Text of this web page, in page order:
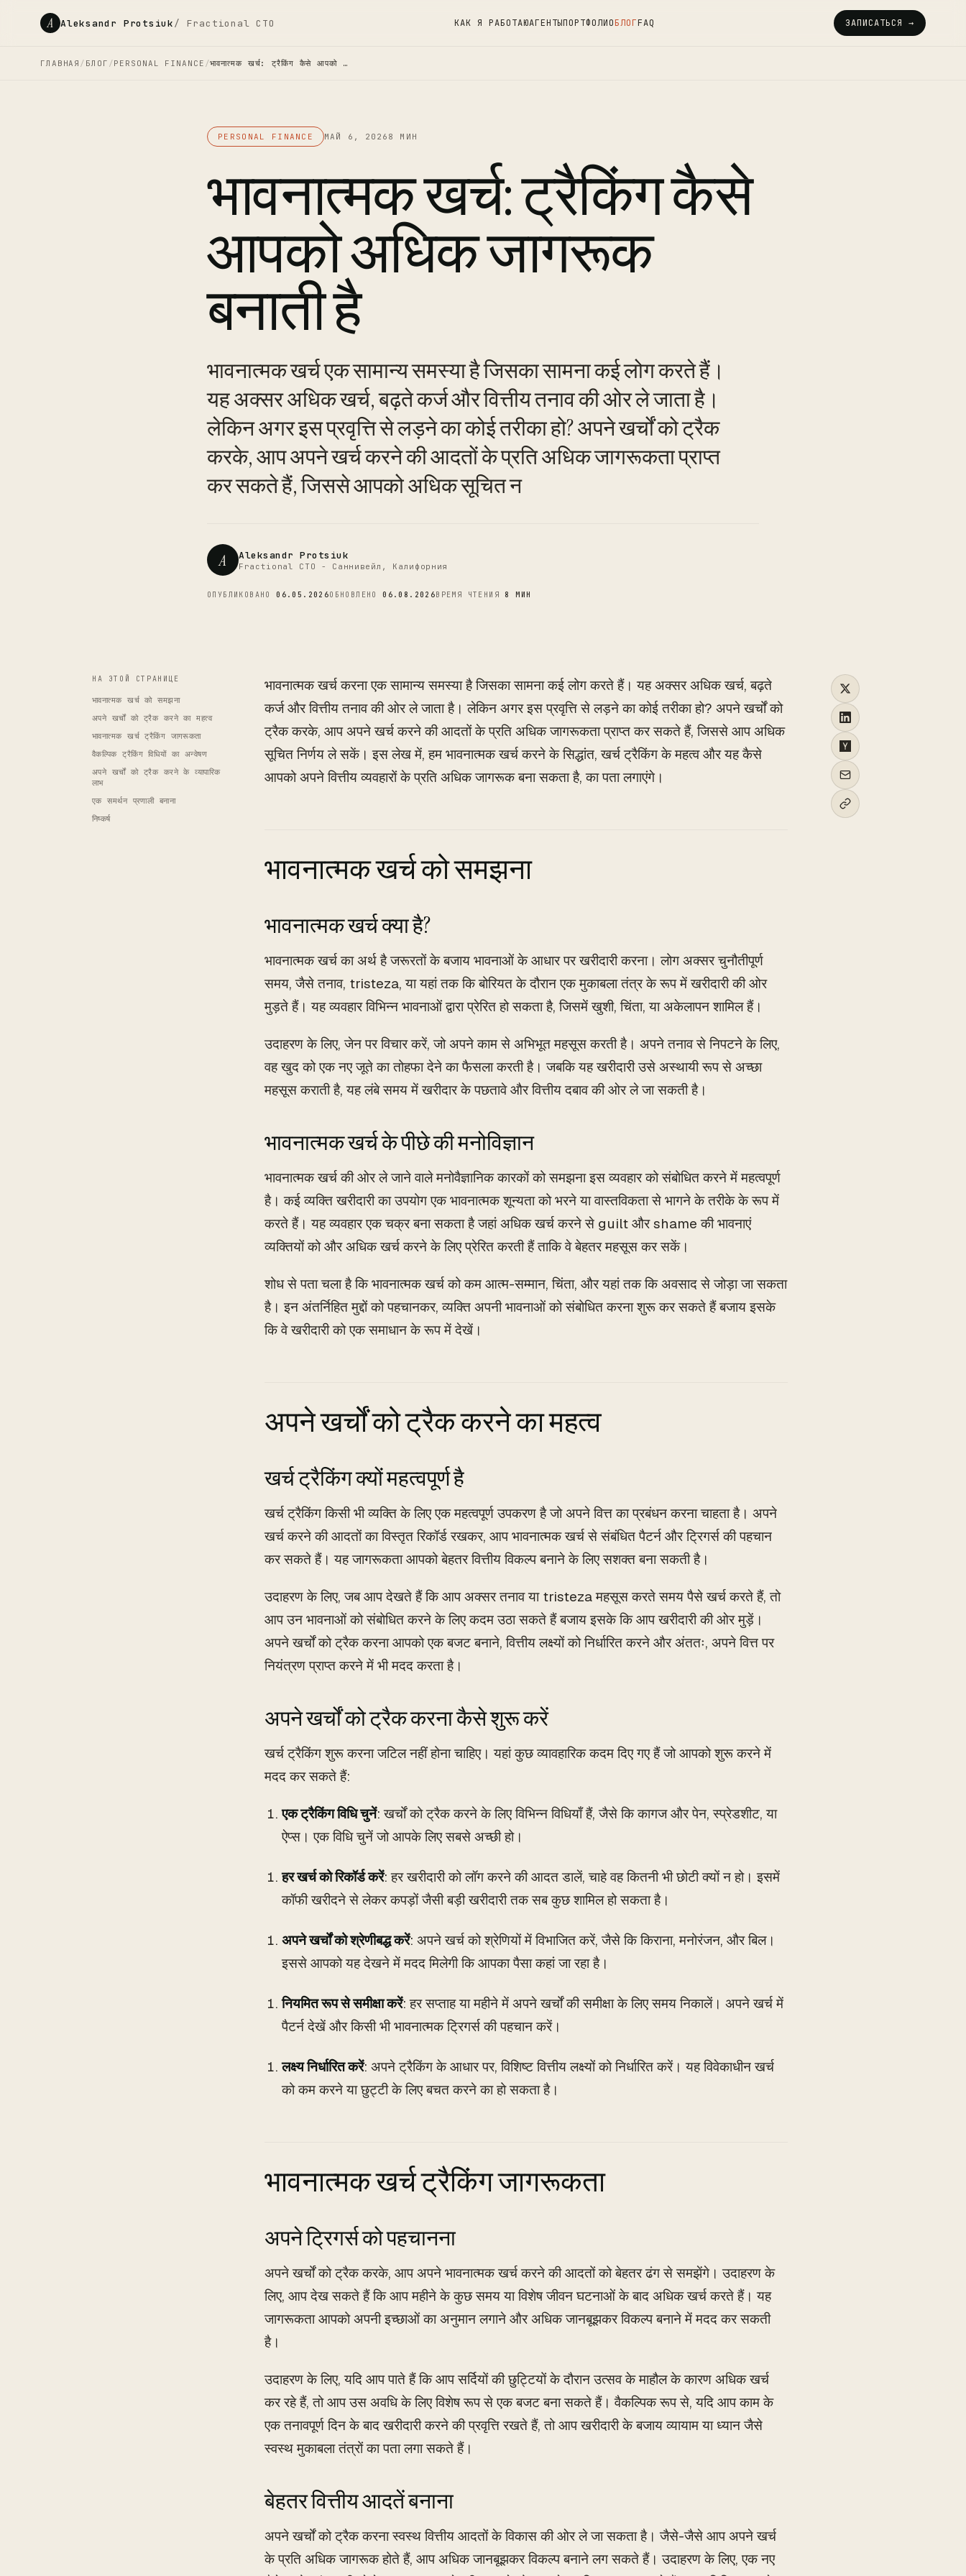
A Aleksandr Protsiuk/ Fractional CTO КАК Я РАБОТАЮАГЕНТЫПОРТФОЛИОБЛОГFAQ ЗАПИСАТЬСЯ →
ГЛАВНАЯ / БЛОГ /PERSONAL FINANCE /भावनात्मक खर्च: ट्रैकिंग कैसे आपको …
PERSONAL FINANCE МАЙ 6, 2026 8 МИН
भावनात्मक खर्च: ट्रैकिंग कैसे
आपको अधिक जागरूक
बनाती है
भावनात्मक खर्च एक सामान्य समस्या है जिसका सामना कई लोग करते हैं।
यह अक्सर अधिक खर्च, बढ़ते कर्ज और वित्तीय तनाव की ओर ले जाता है।
लेकिन अगर इस प्रवृत्ति से लड़ने का कोई तरीका हो? अपने खर्चों को ट्रैक
करके, आप अपने खर्च करने की आदतों के प्रति अधिक जागरूकता प्राप्त
कर सकते हैं, जिससे आपको अधिक सूचित न
A Aleksandr Protsiuk
Fractional CTO - Саннивейл, Калифорния
ОПУБЛИКОВАНО06.05.2026ОБНОВЛЕНО06.08.2026ВРЕМЯ ЧТЕНИЯ 8 МИН
CTO
НА ЭТОЙ СТРАНИЦЕ
भावनात्मक खर्च को समझना
अपने खर्चों को ट्रैक करने का महत्व
भावनात्मक खर्च ट्रैकिंग जागरूकता
वैकल्पिक ट्रैकिंग विधियों का अन्वेषण
अपने खर्चों को ट्रैक करने के व्यापारिक
लाभ
एक समर्थन प्रणाली बनाना
निष्कर्ष
भावनात्मक खर्च करना एक सामान्य समस्या है जिसका सामना कई लोग करते हैं। यह अक्सर अधिक खर्च, बढ़ते
कर्ज और वित्तीय तनाव की ओर ले जाता है। लेकिन अगर इस प्रवृत्ति से लड़ने का कोई तरीका हो? अपने खर्चों को
ट्रैक करके, आप अपने खर्च करने की आदतों के प्रति अधिक जागरूकता प्राप्त कर सकते हैं, जिससे आप अधिक
सूचित निर्णय ले सकें। इस लेख में, हम भावनात्मक खर्च करने के सिद्धांत, खर्च ट्रैकिंग के महत्व और यह कैसे
आपको अपने वित्तीय व्यवहारों के प्रति अधिक जागरूक बना सकता है, का पता लगाएंगे।
भावनात्मक खर्च को समझना
भावनात्मक खर्च क्या है?
भावनात्मक खर्च का अर्थ है जरूरतों के बजाय भावनाओं के आधार पर खरीदारी करना। लोग अक्सर चुनौतीपूर्ण
समय, जैसे तनाव, tristeza, या यहां तक कि बोरियत के दौरान एक मुकाबला तंत्र के रूप में खरीदारी की ओर
मुड़ते हैं। यह व्यवहार विभिन्न भावनाओं द्वारा प्रेरित हो सकता है, जिसमें खुशी, चिंता, या अकेलापन शामिल हैं।
उदाहरण के लिए, जेन पर विचार करें, जो अपने काम से अभिभूत महसूस करती है। अपने तनाव से निपटने के लिए,
वह खुद को एक नए जूते का तोहफा देने का फैसला करती है। जबकि यह खरीदारी उसे अस्थायी रूप से अच्छा
महसूस कराती है, यह लंबे समय में खरीदार के पछतावे और वित्तीय दबाव की ओर ले जा सकती है।
भावनात्मक खर्च के पीछे की मनोविज्ञान
भावनात्मक खर्च की ओर ले जाने वाले मनोवैज्ञानिक कारकों को समझना इस व्यवहार को संबोधित करने में महत्वपूर्ण
है। कई व्यक्ति खरीदारी का उपयोग एक भावनात्मक शून्यता को भरने या वास्तविकता से भागने के तरीके के रूप में
करते हैं। यह व्यवहार एक चक्र बना सकता है जहां अधिक खर्च करने से guilt और shame की भावनाएं
व्यक्तियों को और अधिक खर्च करने के लिए प्रेरित करती हैं ताकि वे बेहतर महसूस कर सकें।
शोध से पता चला है कि भावनात्मक खर्च को कम आत्म-सम्मान, चिंता, और यहां तक कि अवसाद से जोड़ा जा सकता
है। इन अंतर्निहित मुद्दों को पहचानकर, व्यक्ति अपनी भावनाओं को संबोधित करना शुरू कर सकते हैं बजाय इसके
कि वे खरीदारी को एक समाधान के रूप में देखें।
अपने खर्चों को ट्रैक करने का महत्व
खर्च ट्रैकिंग क्यों महत्वपूर्ण है
खर्च ट्रैकिंग किसी भी व्यक्ति के लिए एक महत्वपूर्ण उपकरण है जो अपने वित्त का प्रबंधन करना चाहता है। अपने
खर्च करने की आदतों का विस्तृत रिकॉर्ड रखकर, आप भावनात्मक खर्च से संबंधित पैटर्न और ट्रिगर्स की पहचान
कर सकते हैं। यह जागरूकता आपको बेहतर वित्तीय विकल्प बनाने के लिए सशक्त बना सकती है।
उदाहरण के लिए, जब आप देखते हैं कि आप अक्सर तनाव या tristeza महसूस करते समय पैसे खर्च करते हैं, तो
आप उन भावनाओं को संबोधित करने के लिए कदम उठा सकते हैं बजाय इसके कि आप खरीदारी की ओर मुड़ें।
अपने खर्चों को ट्रैक करना आपको एक बजट बनाने, वित्तीय लक्ष्यों को निर्धारित करने और अंततः, अपने वित्त पर
नियंत्रण प्राप्त करने में भी मदद करता है।
अपने खर्चों को ट्रैक करना कैसे शुरू करें
खर्च ट्रैकिंग शुरू करना जटिल नहीं होना चाहिए। यहां कुछ व्यावहारिक कदम दिए गए हैं जो आपको शुरू करने में
मदद कर सकते हैं:
एक ट्रैकिंग विधि चुनें: खर्चों को ट्रैक करने के लिए विभिन्न विधियाँ हैं, जैसे कि कागज और पेन, स्प्रेडशीट, या
ऐप्स। एक विधि चुनें जो आपके लिए सबसे अच्छी हो।
हर खर्च को रिकॉर्ड करें: हर खरीदारी को लॉग करने की आदत डालें, चाहे वह कितनी भी छोटी क्यों न हो। इसमें
कॉफी खरीदने से लेकर कपड़ों जैसी बड़ी खरीदारी तक सब कुछ शामिल हो सकता है।
अपने खर्चों को श्रेणीबद्ध करें: अपने खर्च को श्रेणियों में विभाजित करें, जैसे कि किराना, मनोरंजन, और बिल।
इससे आपको यह देखने में मदद मिलेगी कि आपका पैसा कहां जा रहा है।
नियमित रूप से समीक्षा करें: हर सप्ताह या महीने में अपने खर्चों की समीक्षा के लिए समय निकालें। अपने खर्च में
पैटर्न देखें और किसी भी भावनात्मक ट्रिगर्स की पहचान करें।
लक्ष्य निर्धारित करें: अपने ट्रैकिंग के आधार पर, विशिष्ट वित्तीय लक्ष्यों को निर्धारित करें। यह विवेकाधीन खर्च
को कम करने या छुट्टी के लिए बचत करने का हो सकता है।
भावनात्मक खर्च ट्रैकिंग जागरूकता
अपने ट्रिगर्स को पहचानना
अपने खर्चों को ट्रैक करके, आप अपने भावनात्मक खर्च करने की आदतों को बेहतर ढंग से समझेंगे। उदाहरण के
लिए, आप देख सकते हैं कि आप महीने के कुछ समय या विशेष जीवन घटनाओं के बाद अधिक खर्च करते हैं। यह
जागरूकता आपको अपनी इच्छाओं का अनुमान लगाने और अधिक जानबूझकर विकल्प बनाने में मदद कर सकती
है।
उदाहरण के लिए, यदि आप पाते हैं कि आप सर्दियों की छुट्टियों के दौरान उत्सव के माहौल के कारण अधिक खर्च
कर रहे हैं, तो आप उस अवधि के लिए विशेष रूप से एक बजट बना सकते हैं। वैकल्पिक रूप से, यदि आप काम के
एक तनावपूर्ण दिन के बाद खरीदारी करने की प्रवृत्ति रखते हैं, तो आप खरीदारी के बजाय व्यायाम या ध्यान जैसे
स्वस्थ मुकाबला तंत्रों का पता लगा सकते हैं।
बेहतर वित्तीय आदतें बनाना
अपने खर्चों को ट्रैक करना स्वस्थ वित्तीय आदतों के विकास की ओर ले जा सकता है। जैसे-जैसे आप अपने खर्च
के प्रति अधिक जागरूक होते हैं, आप अधिक जानबूझकर विकल्प बनाने लग सकते हैं। उदाहरण के लिए, एक नए